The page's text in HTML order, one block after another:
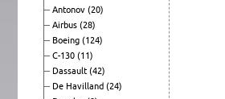
Antonov (20)
Airbus (28)
Boeing (124)
C-130 (11)
Dassault (42)
De Havilland (24)